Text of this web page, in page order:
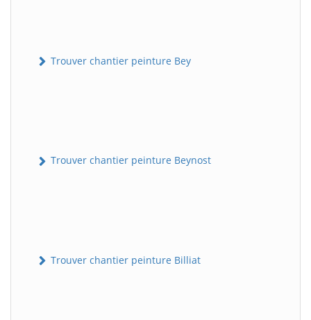
Trouver chantier peinture Bey
Trouver chantier peinture Beynost
Trouver chantier peinture Billiat